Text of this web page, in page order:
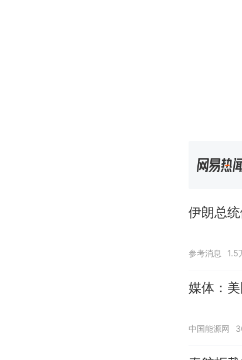
伊朗总
参考消息 1.5
媒体：
中国能源网